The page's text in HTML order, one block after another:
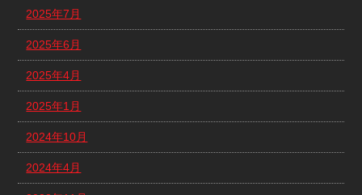
2025年7月
2025年6月
2025年4月
2025年1月
2024年10月
2024年4月